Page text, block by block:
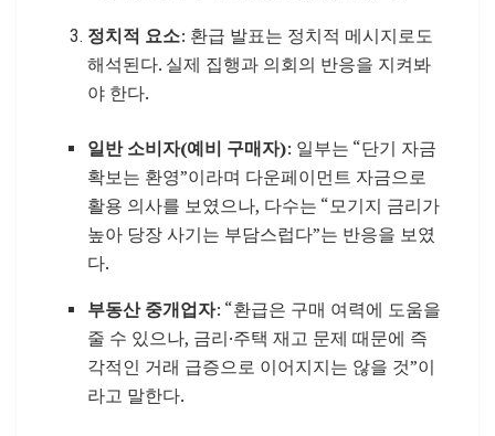
정치적 요소: 환급 발표는 정치적 메시지로도
해석된다. 실제 집행과 의회의 반응을 지켜봐
야 한다.
일반 소비자(예비 구매자): 일부는 “단기 자금
확보는 환영”이라며 다운페이먼트 자금으로
활용 의사를 보였으나, 다수는 “모기지 금리가
높아 당장 사기는 부담스럽다”는 반응을 보였
다.
부동산 중개업자: “환급은 구매 여력에 도움을
줄 수 있으나, 금리·주택 재고 문제 때문에 즉
각적인 거래 급증으로 이어지지는 않을 것”이
라고 말한다.